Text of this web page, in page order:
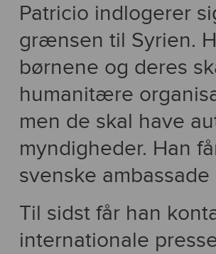
Patricio indlogerer
grænsen til Syrien.
børnene og deres
humanitære
men de skal have
myndigheder. Han
svenske
Til sidst får han
internationale